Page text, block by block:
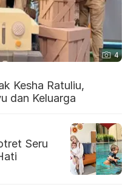
4
Kesha Ratuliu,
dan Keluarga
Seru